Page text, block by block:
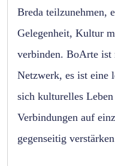
Breda teilzunehmen,
Gelegenheit, Kultur
verbinden. BoArte ist
Netzwerk, es ist eine
sich kulturelles
Verbindungen auf
gegenseitig